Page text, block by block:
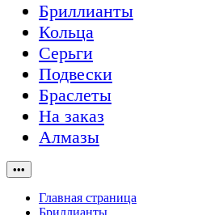
Бриллианты
Кольца
Серьги
Подвески
Браслеты
На заказ
Алмазы
•••
Главная страница
Бриллианты